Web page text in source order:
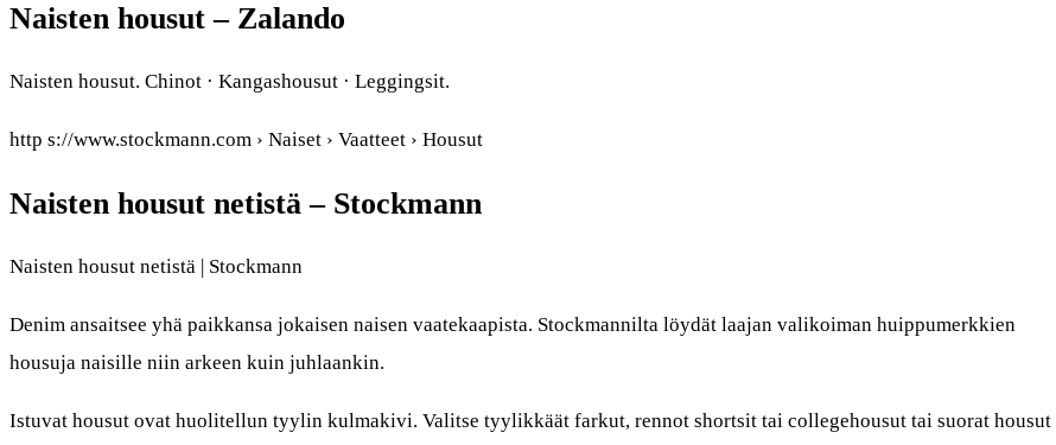
Naisten housut – Zalando
Naisten housut. Chinot · Kangashousut · Leggingsit.
http s://www.stockmann.com › Naiset › Vaatteet › Housut
Naisten housut netistä – Stockmann
Naisten housut netistä | Stockmann
Denim ansaitsee yhä paikkansa jokaisen naisen vaatekaapista. Stockmannilta löydät laajan valikoiman huippumerkkien
housuja naisille niin arkeen kuin juhlaankin.
Istuvat housut ovat huolitellun tyylin kulmakivi. Valitse tyylikkäät farkut, rennot shortsit tai collegehousut tai suorat housut